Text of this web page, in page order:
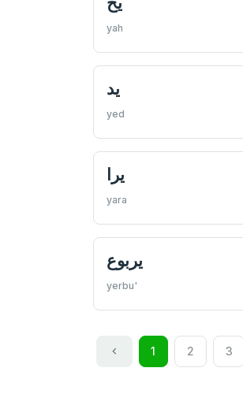
yah
يد
yed
يرا
yara
يربوع
yerbu'
1 2 3